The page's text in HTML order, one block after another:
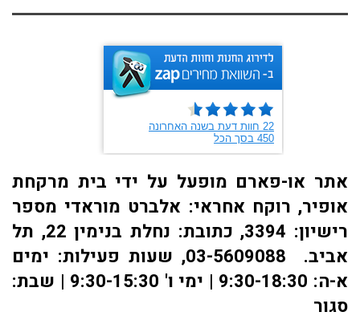
אתר או-פארם מופעל על ידי בית מרקחת
אופיר, רוקח אחראי: אלברט מוראדי מספר
רישיון: 3394, כתובת: ​נחלת בנימין 22, תל
אביב. 03-5609088, שעות פעילות: ימים
א-ה: 9:30-18:30 | ימי ו' 9:30-15:30 | שבת:
סגור